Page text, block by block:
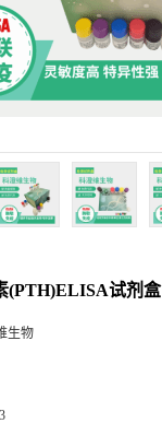
(PTH)ELISA试剂盒
生物